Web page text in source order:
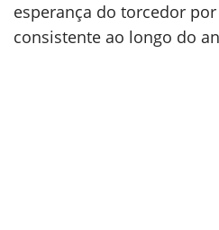
esperança do torcedor
consistente ao longo do